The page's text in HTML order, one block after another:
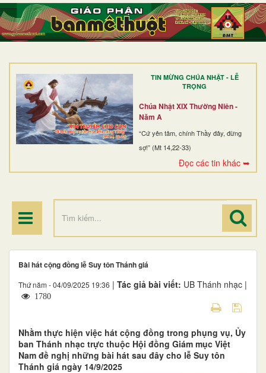
TIN MỪNG CHÚA NHẬT - LỄ
TRỌNG
Chúa Nhật XIX Thường Niên -
Năm A
“Cứ yên tâm, chính Thầy đây, đừng
sợ!” (Mt 14,22-33)
Đọc các tin khác ➥
TRANG NHẤT
GIỚI THIỆU
DÒNG TU
BAN MỤC VỤ
ĐOÀN THỂ CG
ĐIỂM HÀNH HƯƠNG
Bài hát cộng đồng lễ Suy tôn Thánh giá
Thứ năm - 04/09/2025 19:36 | Tác giả bài viết: UB Thánh nhạc |
1780
Nhằm thực hiện việc hát cộng đồng trong phụng vụ, Ủy
ban Thánh nhạc trực thuộc Hội đồng Giám mục Việt
Nam đề nghị những bài hát sau đây cho lễ Suy tôn
Thánh giá ngày 14/9/2025